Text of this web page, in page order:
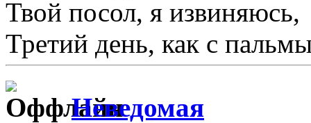
Твой посол, я извиняюсь,
Третий день, как с
Неведомая